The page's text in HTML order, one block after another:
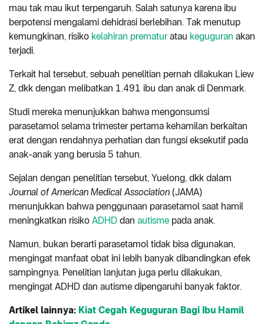
mau tak mau ikut terpengaruh. Salah satunya karena ibu
berpotensi mengalami dehidrasi berlebihan. Tak menutup
kemungkinan, risiko kelahiran prematur atau keguguran akan
terjadi.
Terkait hal tersebut, sebuah penelitian pernah dilakukan Liew
Z, dkk dengan melibatkan 1.491 ibu dan anak di Denmark.
Studi mereka menunjukkan bahwa mengonsumsi
parasetamol selama trimester pertama kehamilan berkaitan
erat dengan rendahnya perhatian dan fungsi eksekutif pada
anak-anak yang berusia 5 tahun.
Sejalan dengan penelitian tersebut, Yuelong, dkk dalam
Journal of American Medical Association (JAMA)
menunjukkan bahwa penggunaan parasetamol saat hamil
meningkatkan risiko ADHD dan autisme pada anak.
Namun, bukan berarti parasetamol tidak bisa digunakan,
mengingat manfaat obat ini lebih banyak dibandingkan efek
sampingnya. Penelitian lanjutan juga perlu dilakukan,
mengingat ADHD dan autisme dipengaruhi banyak faktor.
Artikel lainnya: Kiat Cegah Keguguran Bagi Ibu Hamil